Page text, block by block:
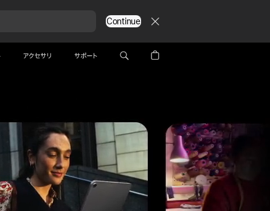
Continue
アクセサリ サポート
スモールビジネスページ エンタープライズ ページお問い合わせ